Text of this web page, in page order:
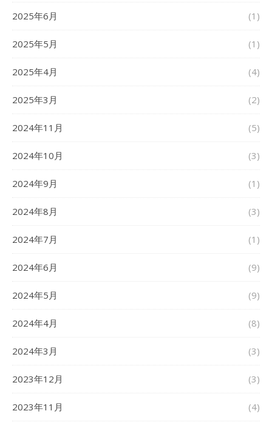
2025年6月 (1)
2025年5月 (1)
2025年4月 (4)
2025年3月 (2)
2024年11月 (5)
2024年10月 (3)
2024年9月 (1)
2024年8月 (3)
2024年7月 (1)
2024年6月 (9)
2024年5月 (9)
2024年4月 (8)
2024年3月 (3)
2023年12月 (3)
2023年11月 (4)